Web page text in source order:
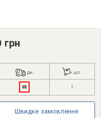
грн
дн. шт.
☎ 1
Швидке замовлення